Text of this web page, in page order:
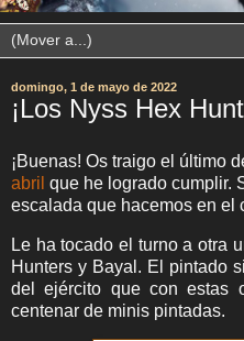
domingo, 1 de mayo de 2022
¡Los Nyss Hex
¡Buenas! Os traigo el último
abril que he logrado cumplir.
escalada que hacemos en el
Le ha tocado el turno a otra
Hunters y Bayal. El pintado
del ejército que con estas
centenar de minis pintadas.